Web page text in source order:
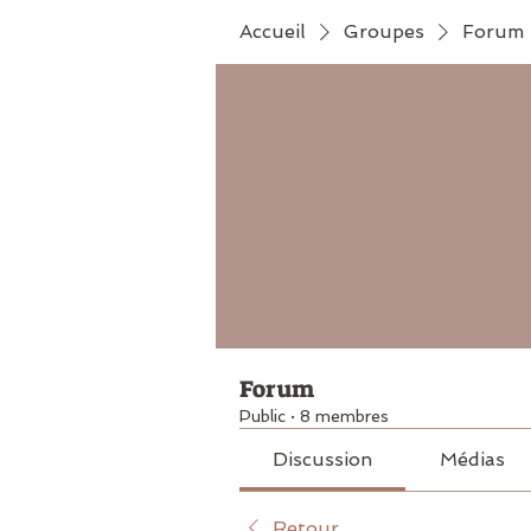
Accueil Groupes Forum
Forum
Public · 8 membres
Discussion Médias